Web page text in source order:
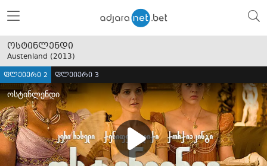
ოსტინლენდი
Austenland (2013)
ფლეიერი 2 ფლეიერი 3